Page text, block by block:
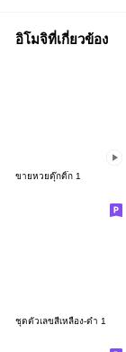
อิโมจิที่เกี่ยวข้อง
ขายหวยดุ๊กดิ๊ก 1
ชุดตัวเลขสีเหลือง-ดำ 1